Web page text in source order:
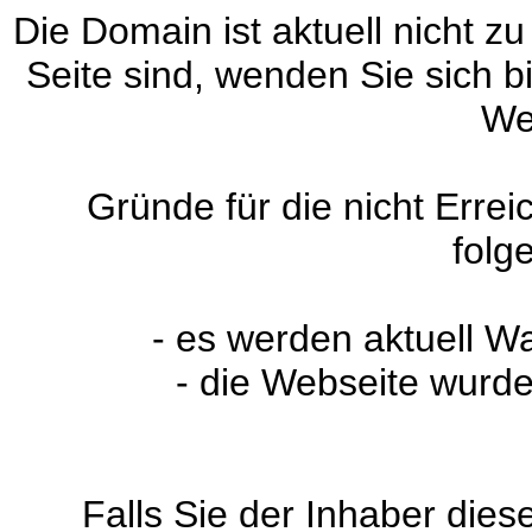
Die Domain ist aktuell nicht
Seite sind, wenden Sie sich
Gründe für die nicht
- es werden aktuell
- die Webseite
Falls Sie der Inhaber